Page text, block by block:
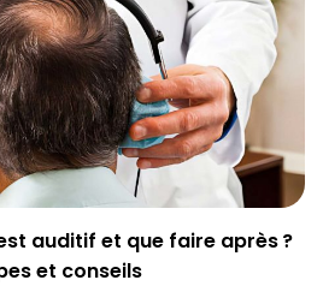
auditif et que faire après ?
et conseils